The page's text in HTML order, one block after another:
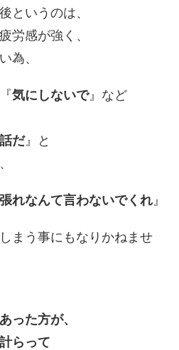
というのは、
労感が強く、
為、
気にしないで』など
だ』と
れなんて言わないでくれ 』
まう事にもなりかねませ
った方が、
らって